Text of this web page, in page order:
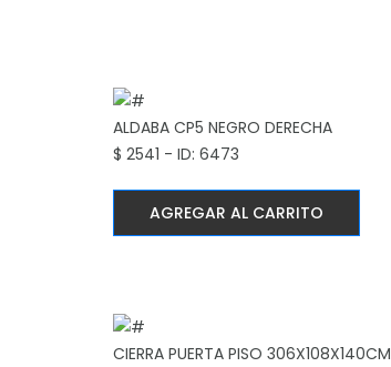
ALDABA CP5 NEGRO DERECHA
$ 2541 - ID: 6473
AGREGAR AL CARRITO
CIERRA PUERTA PISO 306X108X140CM